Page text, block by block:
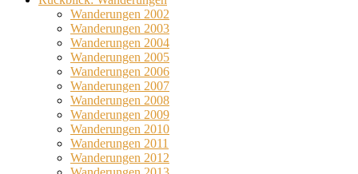
Wanderungen 2002
Wanderungen 2003
Wanderungen 2004
Wanderungen 2005
Wanderungen 2006
Wanderungen 2007
Wanderungen 2008
Wanderungen 2009
Wanderungen 2010
Wanderungen 2011
Wanderungen 2012